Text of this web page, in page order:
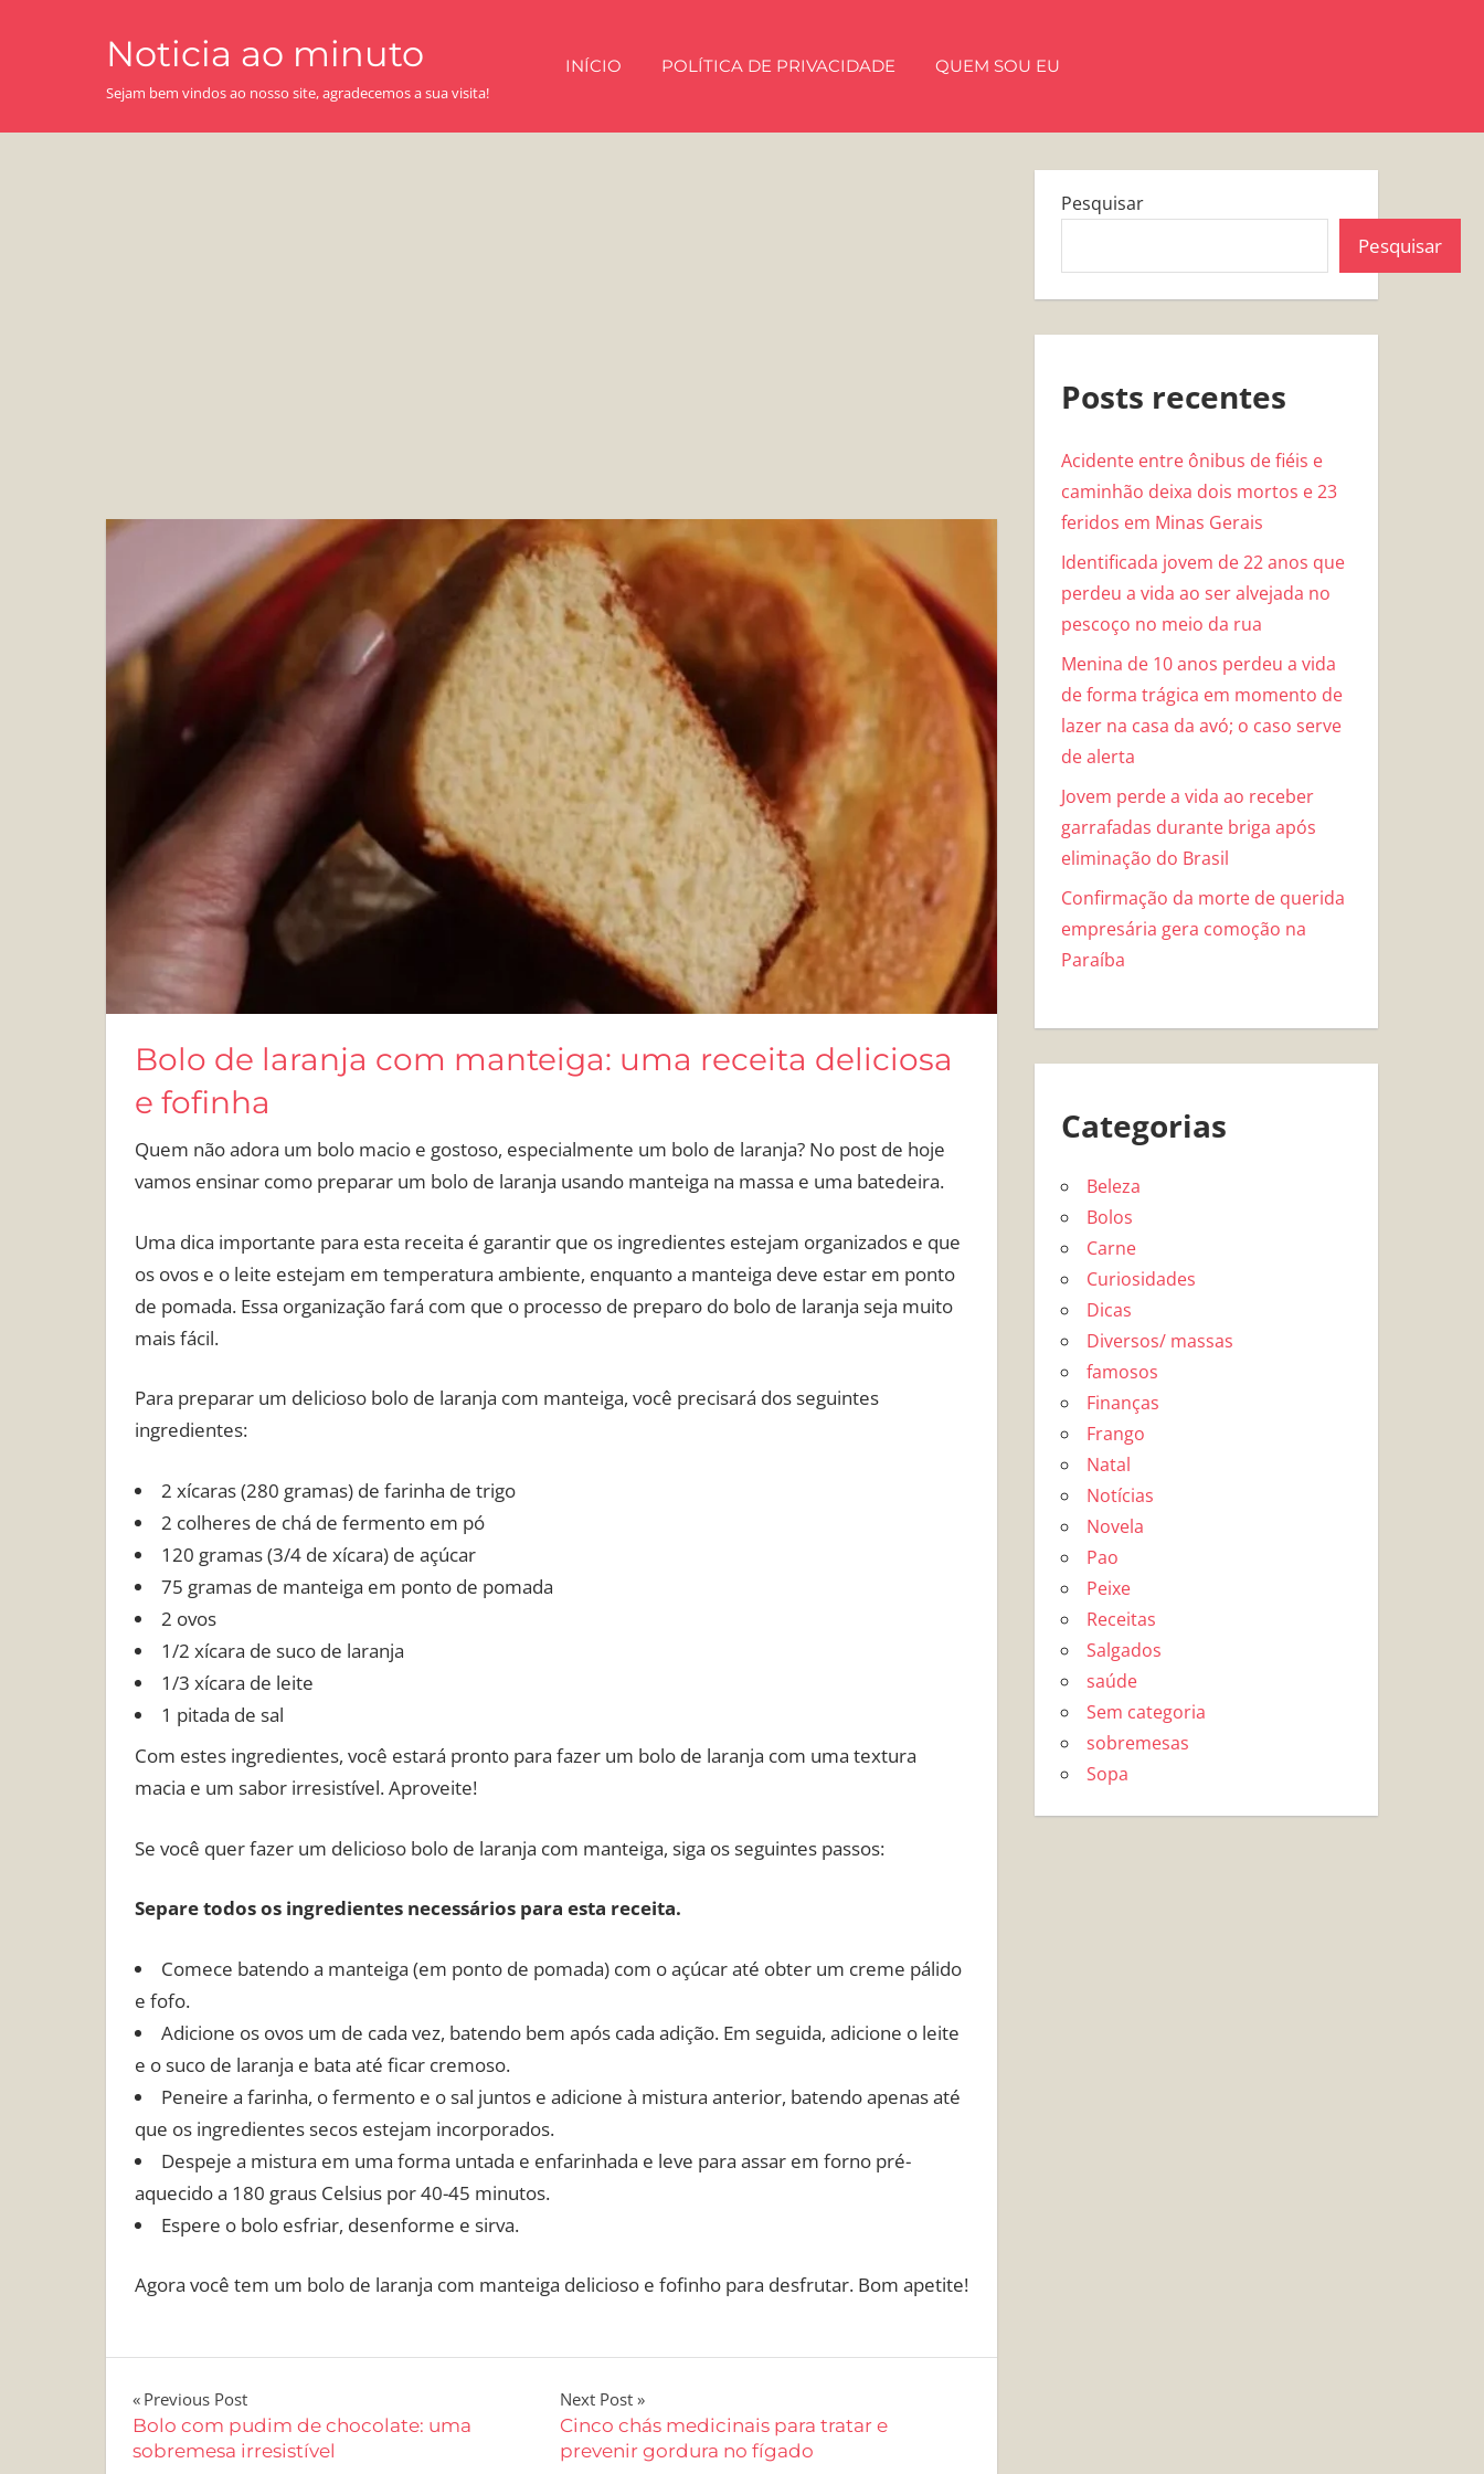
Noticia ao minuto
Sejam bem vindos ao nosso site, agradecemos a sua visita!
INÍCIO POLÍTICA DE PRIVACIDADE QUEM SOU EU
Bolo de laranja com manteiga: uma receita deliciosa
e fofinha
Quem não adora um bolo macio e gostoso, especialmente um bolo de laranja? No post de hoje
vamos ensinar como preparar um bolo de laranja usando manteiga na massa e uma batedeira.
Uma dica importante para esta receita é garantir que os ingredientes estejam organizados e que
os ovos e o leite estejam em temperatura ambiente, enquanto a manteiga deve estar em ponto
de pomada. Essa organização fará com que o processo de preparo do bolo de laranja seja muito
mais fácil.
Para preparar um delicioso bolo de laranja com manteiga, você precisará dos seguintes
ingredientes:
2 xícaras (280 gramas) de farinha de trigo
2 colheres de chá de fermento em pó
120 gramas (3/4 de xícara) de açúcar
75 gramas de manteiga em ponto de pomada
2 ovos
1/2 xícara de suco de laranja
1/3 xícara de leite
1 pitada de sal
Com estes ingredientes, você estará pronto para fazer um bolo de laranja com uma textura
macia e um sabor irresistível. Aproveite!
Se você quer fazer um delicioso bolo de laranja com manteiga, siga os seguintes passos:
Separe todos os ingredientes necessários para esta receita.
Comece batendo a manteiga (em ponto de pomada) com o açúcar até obter um creme pálido
e fofo.
Adicione os ovos um de cada vez, batendo bem após cada adição. Em seguida, adicione o leite
e o suco de laranja e bata até ficar cremoso.
Peneire a farinha, o fermento e o sal juntos e adicione à mistura anterior, batendo apenas até
que os ingredientes secos estejam incorporados.
Despeje a mistura em uma forma untada e enfarinhada e leve para assar em forno pré-
aquecido a 180 graus Celsius por 40-45 minutos.
Espere o bolo esfriar, desenforme e sirva.
Agora você tem um bolo de laranja com manteiga delicioso e fofinho para desfrutar. Bom apetite!
Navegação
de
Previous Post
Bolo com pudim de chocolate: uma
sobremesa irresistível
Next Post
Cinco chás medicinais para tratar e
prevenir gordura no fígado
Pesquisar
Pesquisar
Posts recentes
Acidente entre ônibus de fiéis e
caminhão deixa dois mortos e 23
feridos em Minas Gerais
Identificada jovem de 22 anos que
perdeu a vida ao ser alvejada no
pescoço no meio da rua
Menina de 10 anos perdeu a vida
de forma trágica em momento de
lazer na casa da avó; o caso serve
de alerta
Jovem perde a vida ao receber
garrafadas durante briga após
eliminação do Brasil
Confirmação da morte de querida
empresária gera comoção na
Paraíba
Categorias
Beleza
Bolos
Carne
Curiosidades
Dicas
Diversos/ massas
famosos
Finanças
Frango
Natal
Notícias
Novela
Pao
Peixe
Receitas
Salgados
saúde
Sem categoria
sobremesas
Sopa